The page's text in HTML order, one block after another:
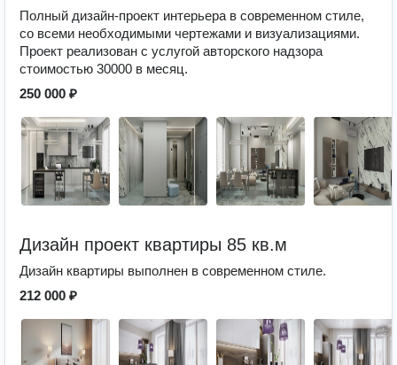
Полный дизайн-проект интерьера в современном стиле,
со всеми необходимыми чертежами и визуализациями.
Проект реализован с услугой авторского надзора
стоимостью 30000 в месяц.
250 000 ₽
Дизайн проект квартиры 85 кв.м
Дизайн квартиры выполнен в современном стиле.
212 000 ₽